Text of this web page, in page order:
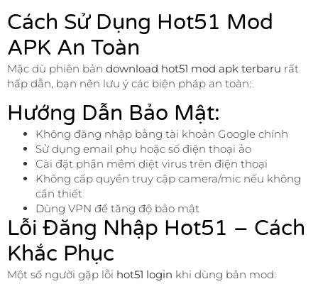
Cách Sử Dụng Hot51 Mod
APK An Toàn
Mặc dù phiên bản download hot51 mod apk terbaru rất
hấp dẫn, bạn nên lưu ý các biện pháp an toàn:
Hướng Dẫn Bảo Mật:
Không đăng nhập bằng tài khoản Google chính
Sử dụng email phụ hoặc số điện thoại ảo
Cài đặt phần mềm diệt virus trên điện thoại
Không cấp quyền truy cập camera/mic nếu không
cần thiết
Dùng VPN để tăng độ bảo mật
Lỗi Đăng Nhập Hot51 – Cách
Khắc Phục
Một số người gặp lỗi hot51 login khi dùng bản mod: